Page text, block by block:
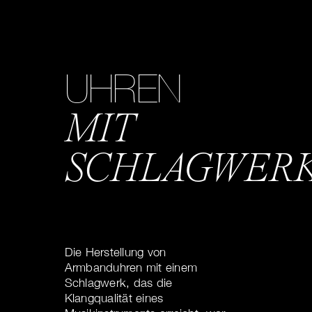
UHREN
MIT
Die Herstellung von
Armbanduhren mit einem
Schlagwerk, das die
Klangqualität eines